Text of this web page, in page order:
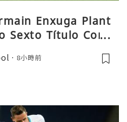
Enxuga Plant
Sexto Título Cons
8小時前